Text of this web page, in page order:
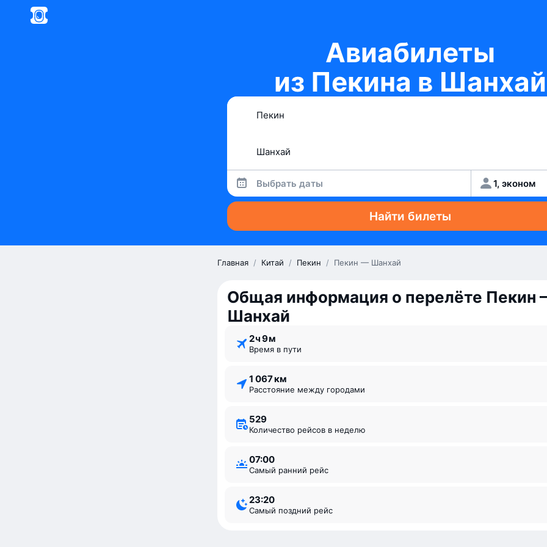
Авиабилеты
из Пекина в Шанхай
Выбрать даты 1, эконом
Найти билеты
Главная / Китай / Пекин / Пекин — Шанхай
Общая информация о перелёте Пекин
Шанхай
2 ⁠ч 9 ⁠м
Время в пути
1 067 км
Расстояние между городами
529
Количество рейсов в неделю
07:00
Самый ранний рейс
23:20
Самый поздний рейс